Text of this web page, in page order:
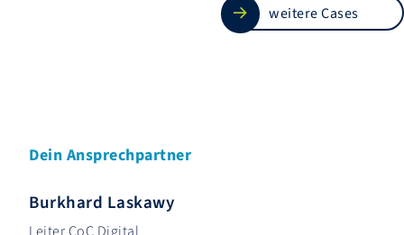
weitere Cases
Dein Ansprechpartner
Burkhard Laskawy